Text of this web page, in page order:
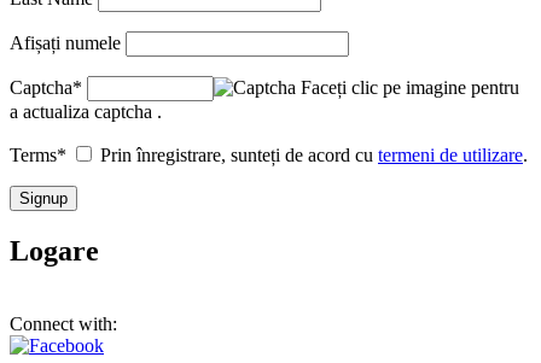
Afișați numele
Captcha*
Faceți clic pe imagine pentru
a actualiza captcha .
Terms* Prin înregistrare, sunteți de acord cu termeni de utilizare.
Logare
Connect with: